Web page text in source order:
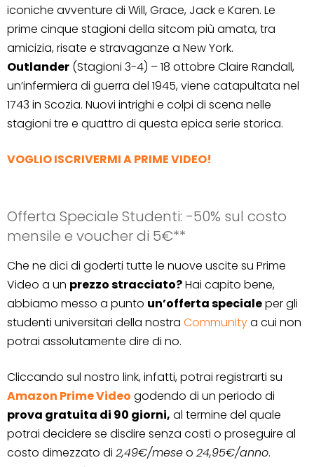
iconiche avventure di Will, Grace, Jack e Karen. Le
prime cinque stagioni della sitcom più amata, tra
amicizia, risate e stravaganze a New York.
Outlander (Stagioni 3-4) – 18 ottobre Claire Randall,
un’infermiera di guerra del 1945, viene catapultata nel
1743 in Scozia. Nuovi intrighi e colpi di scena nelle
stagioni tre e quattro di questa epica serie storica.
VOGLIO ISCRIVERMI A PRIME VIDEO!
Offerta Speciale Studenti: -50% sul costo
mensile e voucher di 5€**
Che ne dici di goderti tutte le nuove uscite su Prime
Video a un prezzo stracciato?Hai capito bene,
abbiamo messo a punto un’offerta specialeper gli
studenti universitari della nostra Communitya cui non
potrai assolutamente dire di no.
Cliccando sul nostro link, infatti, potrai registrarti su
Amazon Prime Video godendo di un periodo di
prova gratuita di 90 giorni, al termine del quale
potrai decidere se disdire senza costi o proseguire al
costo dimezzato di 2,49€/meseo 24,95€/anno.